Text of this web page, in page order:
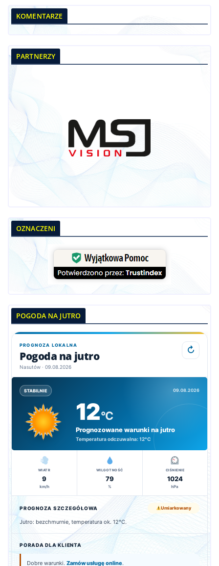
KOMENTARZE
PARTNERZY
OZNACZENI
POGODA NA JUTRO
PROGNOZA LOKALNA
Pogoda na jutro
Nasutów · 09.08.2026
↻
STABILNIE 09.08.2026
12°C
Prognozowane warunki na jutro
Temperatura odczuwalna:12°C
WIATR
9
km/h
WILGOTNOŚĆ
79
%
CIŚNIENIE
1024
hPa
PROGNOZA SZCZEGÓŁOWA Umiarkowany
Jutro: bezchmurnie, temperatura ok. 12°C.
PORADA DLA KLIENTA
Dobre warunki. Zamów usługę online.